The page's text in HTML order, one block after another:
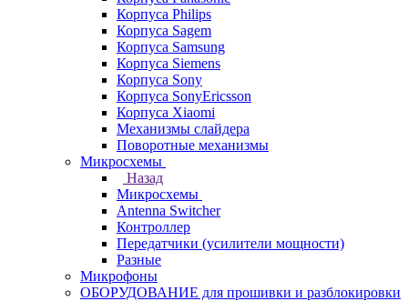
Корпуса Philips
Корпуса Sagem
Корпуса Samsung
Корпуса Siemens
Корпуса Sony
Корпуса SonyEricsson
Корпуса Xiaomi
Механизмы слайдера
Поворотные механизмы
Микросхемы
Назад
Микросхемы
Antenna Switcher
Контроллер
Передатчики (усилители мощности)
Разные
Микрофоны
ОБОРУДОВАНИЕ для прошивки и разблокировки